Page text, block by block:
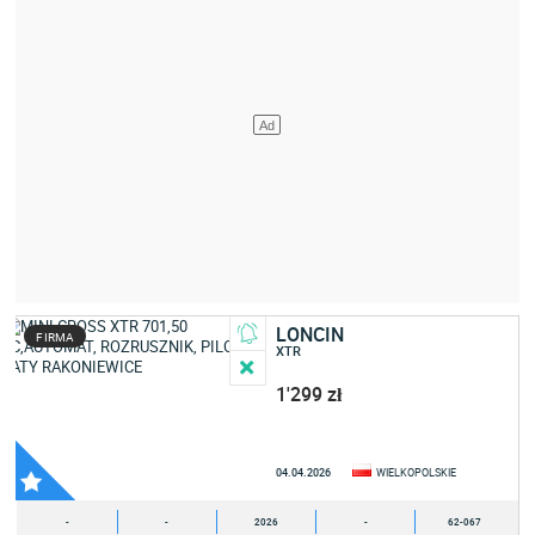
FIRMA LONCIN
XTR
1'299 zł
04.04.2026 WIELKOPOLSKIE
- - 2026 - 62-067